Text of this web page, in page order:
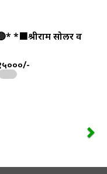
*🟪श्रीराम सोलर व